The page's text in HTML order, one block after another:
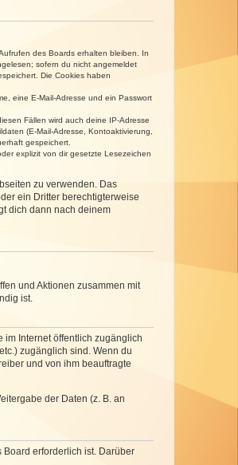
des Boards erhalten bleiben. In
sofern du nicht angemeldet
Die Cookies haben
eine E-Mail-Adresse und ein Passwort
Fällen wird auch deine IP-Adresse
(E-Mail-Adresse, Kontoaktivierung,
gespeichert.
explizit von dir gesetzte Lesezeichen
zu verwenden. Das
ein Dritter berechtigterweise
dich dann nach deinem
und Aktionen zusammen mit
ist.
im Internet öffentlich zugänglich
zugänglich sind. Wenn du
und von ihm beauftragte
der Daten (z. B. an
erforderlich ist. Darüber